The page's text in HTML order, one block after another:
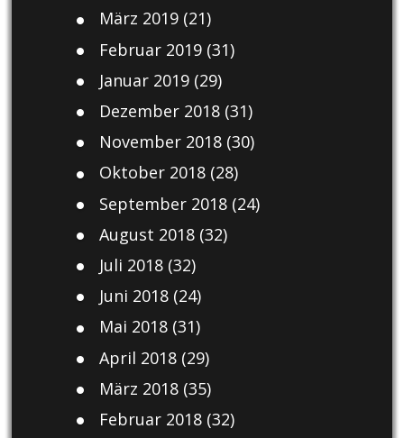
März 2019(21)
Februar 2019(31)
Januar 2019(29)
Dezember 2018(31)
November 2018(30)
Oktober 2018(28)
September 2018(24)
August 2018(32)
Juli 2018(32)
Juni 2018(24)
Mai 2018(31)
April 2018(29)
März 2018(35)
Februar 2018(32)